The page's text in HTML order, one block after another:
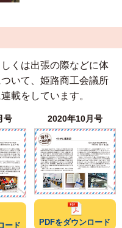
くは出張の際などに体
いて、姫路商工会議所
載をしています。
号
ード
2020年10月号
PDFをダウンロード